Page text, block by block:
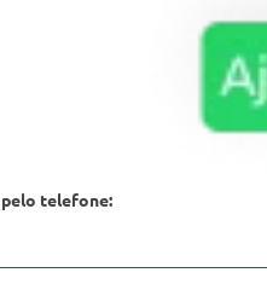
telefone: